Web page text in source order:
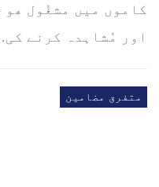
کاموں میں مشغُول
اور مُشاہدہ کرنے
متفرق مضامین